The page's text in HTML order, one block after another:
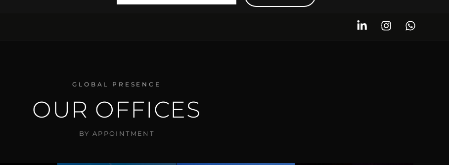
GLOBAL PRESENCE
OUR OFFICES
BY APPOINTMENT